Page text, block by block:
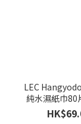
LEC
純水濕紙巾80